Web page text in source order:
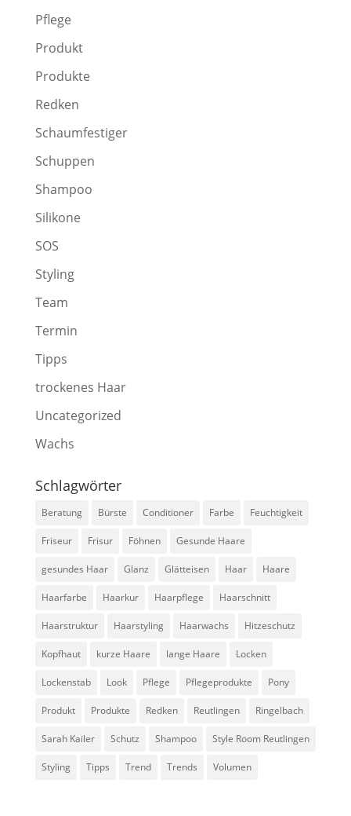
Pflege
Produkt
Produkte
Redken
Schaumfestiger
Schuppen
Shampoo
Silikone
SOS
Styling
Team
Termin
Tipps
trockenes Haar
Uncategorized
Wachs
Schlagwörter
Beratung Bürste Conditioner Farbe Feuchtigkeit
Friseur Frisur Föhnen Gesunde Haare
gesundes Haar Glanz Glätteisen Haar Haare
Haarfarbe Haarkur Haarpflege Haarschnitt
Haarstruktur Haarstyling Haarwachs Hitzeschutz
Kopfhaut kurze Haare lange Haare Locken
Lockenstab Look Pflege Pflegeprodukte Pony
Produkt Produkte Redken Reutlingen Ringelbach
Sarah Kailer Schutz Shampoo Style Room Reutlingen
Styling Tipps Trend Trends Volumen